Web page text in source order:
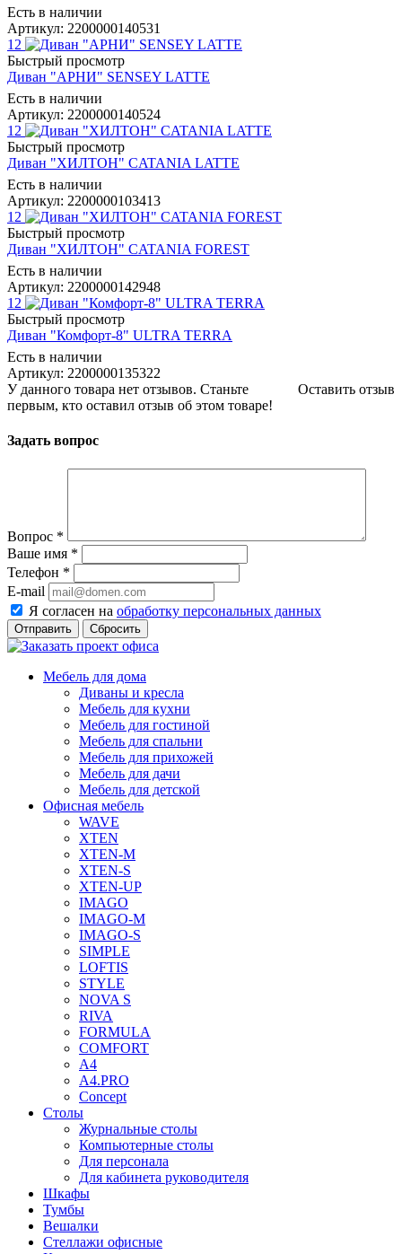
Есть в наличии
Артикул: 2200000140531
12
Быстрый просмотр
Диван "АРНИ" SENSEY LATTE
Есть в наличии
Артикул: 2200000140524
12
Быстрый просмотр
Диван "ХИЛТОН" CATANIA LATTE
Есть в наличии
Артикул: 2200000103413
12
Быстрый просмотр
Диван "ХИЛТОН" CATANIA FOREST
Есть в наличии
Артикул: 2200000142948
12
Быстрый просмотр
Диван "Комфорт-8" ULTRA TERRA
Есть в наличии
Артикул: 2200000135322
Оставить отзыв
У данного товара нет отзывов. Станьте
первым, кто оставил отзыв об этом товаре!
Задать вопрос
Вопрос *
Ваше имя *
Телефон *
E-mail
Я согласен на обработку персональных данных
Сбросить
Мебель для дома
Диваны и кресла
Мебель для кухни
Мебель для гостиной
Мебель для спальни
Мебель для прихожей
Мебель для дачи
Мебель для детской
Офисная мебель
WAVE
XTEN
XTEN-M
XTEN-S
XTEN-UP
IMAGO
IMAGO-M
IMAGO-S
SIMPLE
LOFTIS
STYLE
NOVA S
RIVA
FORMULA
COMFORT
A4
A4.PRO
Concept
Столы
Журнальные столы
Компьютерные столы
Для персонала
Для кабинета руководителя
Шкафы
Тумбы
Вешалки
Стеллажи офисные